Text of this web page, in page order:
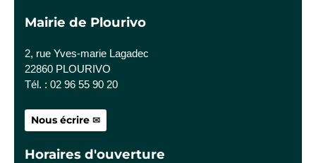
Mairie de Plourivo
2, rue Yves-marie Lagadec
22860 PLOURIVO
Tél. : 02 96 55 90 20
Nous écrire
Horaires d'ouverture